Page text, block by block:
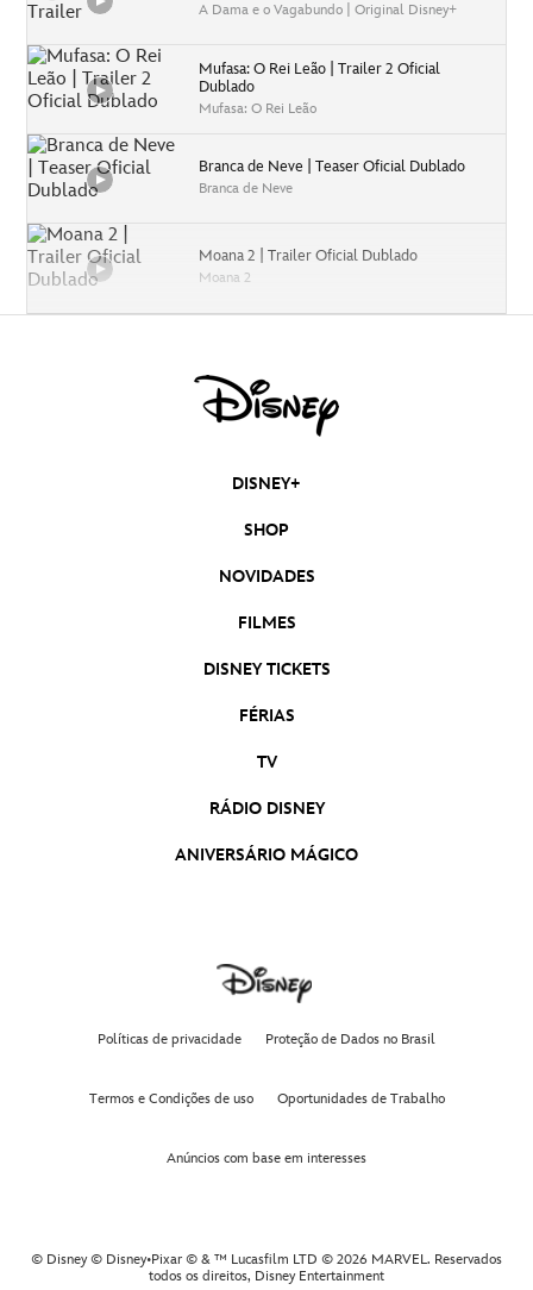
A Dama e o Vagabundo | Original Disney+
Mufasa: O Rei Leão | Trailer 2 Oficial
Dublado
Mufasa: O Rei Leão
Branca de Neve | Teaser Oficial Dublado
Branca de Neve
Moana 2 | Trailer Oficial Dublado
Moana 2
Capitão América: Admirável Mundo Novo
Moana 2 | Teaser Trailer Oficial Dublado
Dublado
Mufasa: O Rei Leão | Trailer Oficial Dublado
Divertida Mente 2 | Trailer Oficial Dublado
Divertida-Mente 2
As Marvels
DISNEY+
SHOP
NOVIDADES
FILMES
DISNEY TICKETS
FÉRIAS
TV
RÁDIO DISNEY
ANIVERSÁRIO MÁGICO
Políticas de privacidade Proteção de Dados no Brasil
Termos e Condições de uso Oportunidades de Trabalho
Anúncios com base em interesses
© Disney © Disney•Pixar © & ™ Lucasfilm LTD © 2026 MARVEL. Reservados
todos os direitos, Disney Entertainment